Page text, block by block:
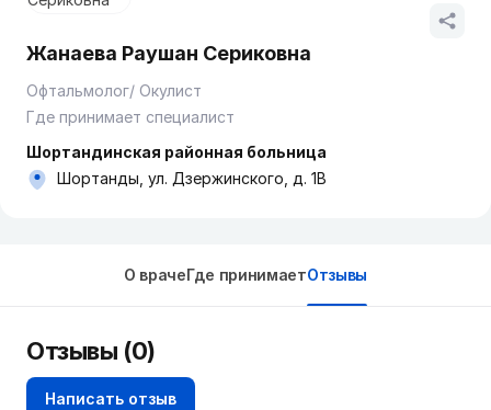
Жанаева Раушан Сериковна
Офтальмолог/ Окулист
Где принимает специалист
Шортандинская районная больница
Шортанды, ул. Дзержинского, д. 1В
О врачеГде принимаетОтзывы
Отзывы (0)
Написать отзыв